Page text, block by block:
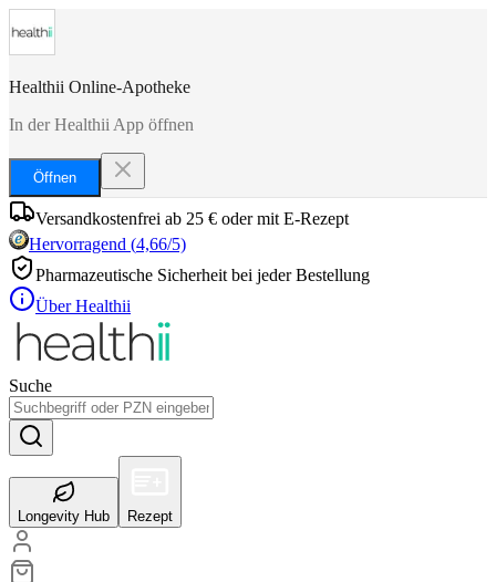
Healthii Online-Apotheke
In der Healthii App öffnen
Öffnen
Versandkostenfrei ab 25 € oder mit E-Rezept
Hervorragend (4,66/5)
Pharmazeutische Sicherheit bei jeder Bestellung
Über Healthii
Suche
Longevity Hub Rezept